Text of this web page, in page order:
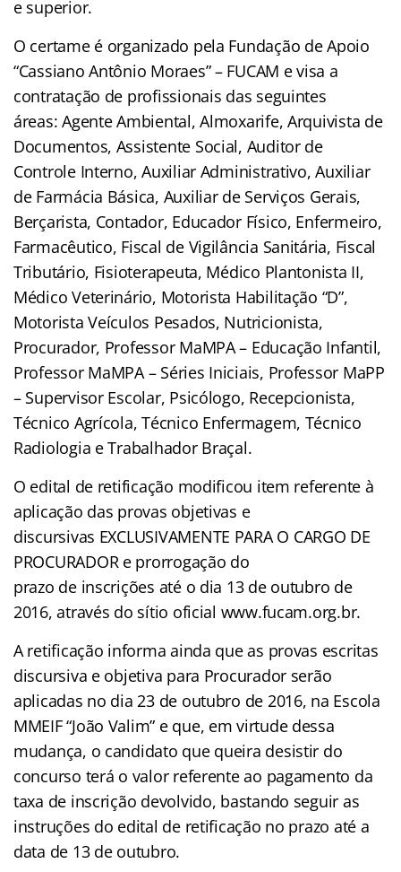
e superior.
O certame é organizado pela Fundação de Apoio
“Cassiano Antônio Moraes” – FUCAM e visa a
contratação de profissionais das seguintes
áreas: Agente Ambiental, Almoxarife, Arquivista de
Documentos, Assistente Social, Auditor de
Controle Interno, Auxiliar Administrativo, Auxiliar
de Farmácia Básica, Auxiliar de Serviços Gerais,
Berçarista, Contador, Educador Físico, Enfermeiro,
Farmacêutico, Fiscal de Vigilância Sanitária, Fiscal
Tributário, Fisioterapeuta, Médico Plantonista II,
Médico Veterinário, Motorista Habilitação “D”,
Motorista Veículos Pesados, Nutricionista,
Procurador, Professor MaMPA – Educação Infantil,
Professor MaMPA – Séries Iniciais, Professor MaPP
– Supervisor Escolar, Psicólogo, Recepcionista,
Técnico Agrícola, Técnico Enfermagem, Técnico
Radiologia e Trabalhador Braçal.
O edital de retificação modificou item referente à
aplicação das provas objetivas e
discursivas EXCLUSIVAMENTE PARA O CARGO DE
PROCURADOR e prorrogação do
prazo de inscrições até o dia 13 de outubro de
2016, através do sítio oficial www.fucam.org.br.
A retificação informa ainda que as provas escritas
discursiva e objetiva para Procurador serão
aplicadas no dia 23 de outubro de 2016, na Escola
MMEIF “João Valim” e que, em virtude dessa
mudança, o candidato que queira desistir do
concurso terá o valor referente ao pagamento da
taxa de inscrição devolvido, bastando seguir as
instruções do edital de retificação no prazo até a
data de 13 de outubro.